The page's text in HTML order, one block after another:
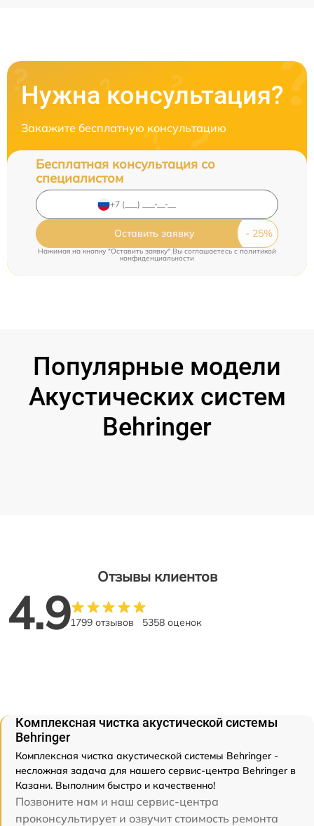
Нужна консультация?
Закажите бесплатную консультацию
Бесплатная консультация со
специалистом
Оставить заявку
Нажимая на кнопку "Оставить заявку" Вы соглашаетесь cполитикой
конфиденциальности
Популярные модели
Акустических систем
Behringer
Отзывы клиентов
4.91799 отзывов 5358 оценок
Комплексная чистка акустической системы
Behringer
Комплексная чистка акустической системы Behringer -
несложная задача для нашего сервис-центра Behringer в
Казани. Выполним быстро и качественно!
Позвоните нам и наш сервис-центра
проконсультирует и озвучит стоимость ремонта